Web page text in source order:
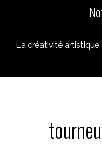
La créativité